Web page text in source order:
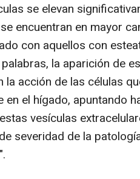
se elevan
encuentran en mayor
con aquellos con
la aparición de
acción de las células
el hígado, apuntando
vesículas
severidad de la